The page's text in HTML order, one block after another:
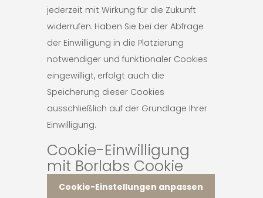
jederzeit mit Wirkung für die Zukunft
widerrufen. Haben Sie bei der Abfrage
der Einwilligung in die Platzierung
notwendiger und funktionaler Cookies
eingewilligt, erfolgt auch die
Speicherung dieser Cookies
ausschließlich auf der Grundlage Ihrer
Einwilligung.
Cookie-Einwilligung
mit Borlabs Cookie
Cookie-Einstellungen anpassen